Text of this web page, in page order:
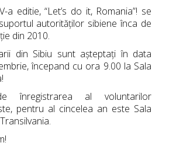
a editie, “Let’s do it, Romania”! se
autorităților sibiene înca de
din 2010.
din Sibiu sunt așteptați în data
începand cu ora 9.00 la Sala
!
înregistrarea al voluntarilor
pentru al cincelea an este Sala
.